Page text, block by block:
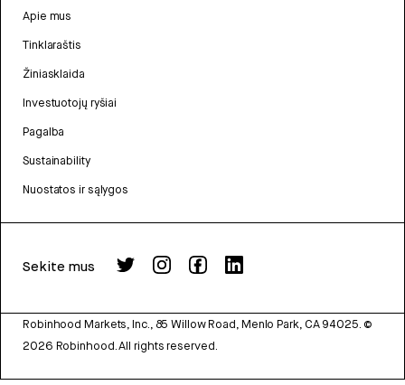
Apie mus
Tinklaraštis
Žiniasklaida
Investuotojų ryšiai
Pagalba
Sustainability
Nuostatos ir sąlygos
Sekite mus
Robinhood Markets, Inc., 85 Willow Road, Menlo Park, CA 94025. ©
2026 Robinhood. All rights reserved.